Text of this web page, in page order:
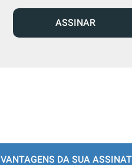
ASSINAR
VANTAGENS DA SUA